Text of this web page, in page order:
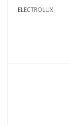
ELECTROLUX